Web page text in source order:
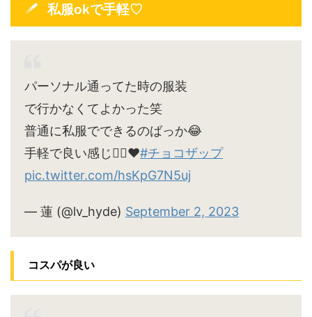
私服okで手軽♡
パーソナル通ってた時の服装
で行かなくてよかった笑
普通に私服でできるのばっか😂
手軽で良い感じ🙆‍♀️♥#チョコザップ
pic.twitter.com/hsKpG7N5uj
— 蓮 (@lv_hyde) September 2, 2023
コスパが良い